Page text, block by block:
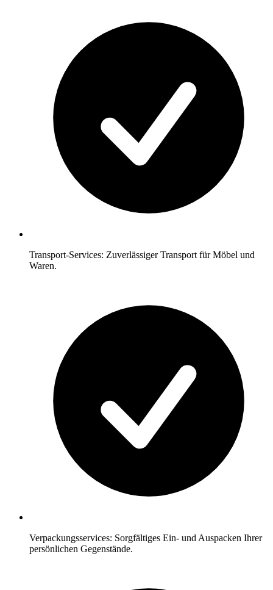
Transport-Services: Zuverlässiger Transport für Möbel und
Waren.
Verpackungsservices: Sorgfältiges Ein- und Auspacken Ihrer
persönlichen Gegenstände.